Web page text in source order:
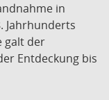
in
Jahrhunderts
galt der
Entdeckung bis